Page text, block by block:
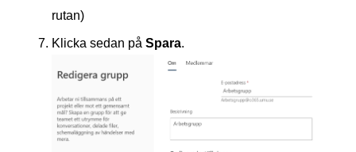
rutan)
Klicka sedan på Spara.